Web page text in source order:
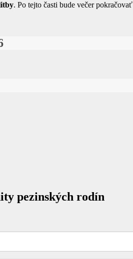
. Po tejto časti bude večer pokračovať
pezinských rodín